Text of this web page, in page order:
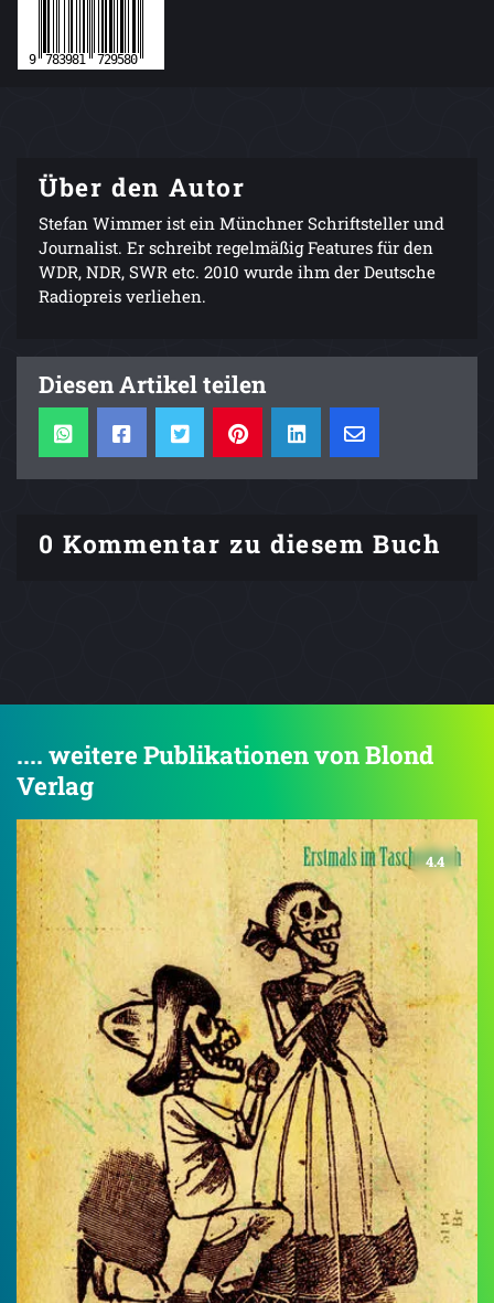
Über den Autor
Stefan Wimmer ist ein Münchner Schriftsteller und
Journalist. Er schreibt regelmäßig Features für den
WDR, NDR, SWR etc. 2010 wurde ihm der Deutsche
Radiopreis verliehen.
Diesen Artikel teilen
0 Kommentar zu diesem Buch
.... weitere Publikationen von Blond
Verlag
4.4